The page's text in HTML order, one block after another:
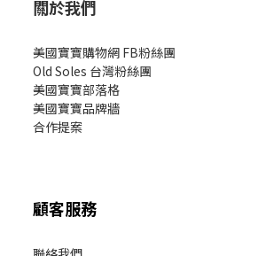
關於我們
美國寶寶購物網 FB粉絲團
Old Soles 台灣粉絲團
美國寶寶部落格
美國寶寶品牌牆
合作提案
顧客服務